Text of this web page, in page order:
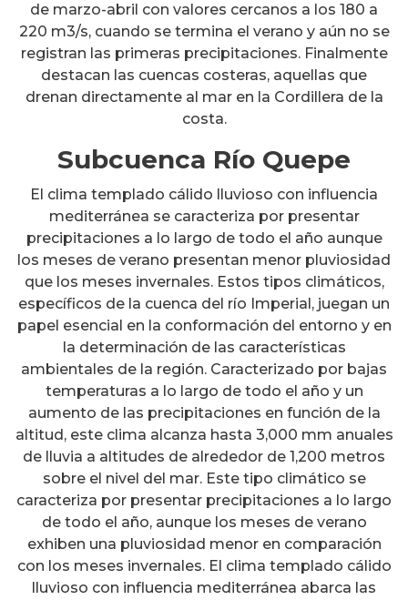
de marzo-abril con valores cercanos a los 180 a
220 m3/s, cuando se termina el verano y aún no se
registran las primeras precipitaciones. Finalmente
destacan las cuencas costeras, aquellas que
drenan directamente al mar en la Cordillera de la
costa.
Subcuenca Río Quepe
El clima templado cálido lluvioso con influencia
mediterránea se caracteriza por presentar
precipitaciones a lo largo de todo el año aunque
los meses de verano presentan menor pluviosidad
que los meses invernales. Estos tipos climáticos,
específicos de la cuenca del río Imperial, juegan un
papel esencial en la conformación del entorno y en
la determinación de las características
ambientales de la región. Caracterizado por bajas
temperaturas a lo largo de todo el año y un
aumento de las precipitaciones en función de la
altitud, este clima alcanza hasta 3,000 mm anuales
de lluvia a altitudes de alrededor de 1,200 metros
sobre el nivel del mar. Este tipo climático se
caracteriza por presentar precipitaciones a lo largo
de todo el año, aunque los meses de verano
exhiben una pluviosidad menor en comparación
con los meses invernales. El clima templado cálido
lluvioso con influencia mediterránea abarca las